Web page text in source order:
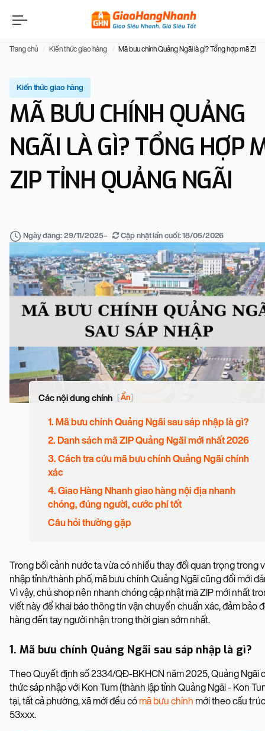
Trang chủ Kiến thức giao hàng Mã bưu chính Quảng Ngãi là gì? Tổng hợp mã ZIP
Kiến thức giao hàng
MÃ BƯU CHÍNH QUẢNG
NGÃI LÀ GÌ? TỔNG HỢP
ZIP TỈNH QUẢNG NGÃI
Ngày đăng: 29/11/2025– Cập nhật lần cuối:18/05/2026
Các nội dung chính [Ẩn]
1. Mã bưu chính Quảng Ngãi sau sáp nhập là gì?
2. Danh sách mã ZIP Quảng Ngãi mới nhất 2026
3. Cách tra cứu mã bưu chính Quảng Ngãi chính
xác
4. Giao Hàng Nhanh giao hàng nội địa nhanh
chóng, đúng người, cước phí tốt
Câu hỏi thường gặp
Trong bối cảnh nước ta vừa có nhiều thay đổi quan trọng trong
nhập tỉnh/thành phố, mã bưu chính Quảng Ngãi cũng đổi mới
Vì vậy, chủ shop nên nhanh chóng cập nhật mã ZIP mới nhất
viết này để khai báo thông tin vận chuyển chuẩn xác, đảm bảo
hàng đến tay người nhận trong thời gian sớm nhất.
1. Mã bưu chính Quảng Ngãi sau sáp nhập là gì?
Theo Quyết định số 2334/QĐ-BKHCN năm 2025, Quảng Ngãi
thức sáp nhập với Kon Tum (thành lập tỉnh Quảng Ngãi - Kon
tại, tất cả phường, xã mới đều có mã bưu chính mới theo cấu trúc
53xxx.